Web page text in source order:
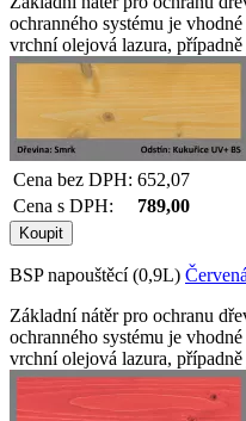
ochranného systému je
vrchní olejová lazura,
Cena bez DPH: 652,07
Cena s DPH:
789,00
BSP napouštěcí (0,9L)
Základní nátěr pro ochranu
ochranného systému je
vrchní olejová lazura,